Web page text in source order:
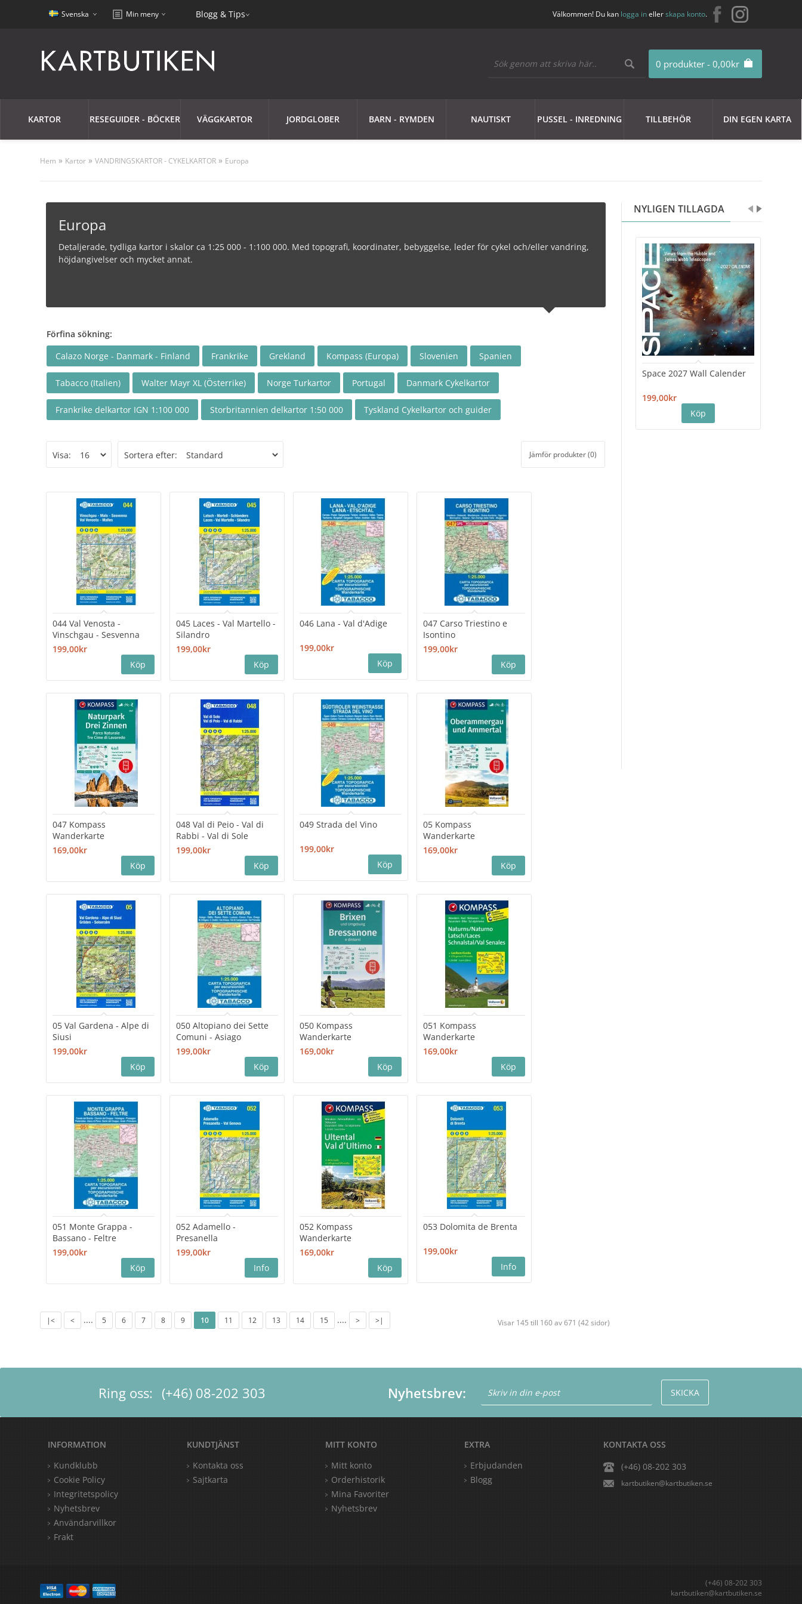
Svenska Min meny Blogg & Tips Välkommen! Du kan logga inellerskapa konto.
0 produkter - 0,00kr
KARTOR RESEGUIDER - BÖCKER VÄGGKARTOR JORDGLOBER BARN - RYMDEN NAUTISKT PUSSEL - INREDNING TILLBEHÖR DIN EGEN KARTA
Hem » Kartor »VANDRINGSKARTOR - CYKELKARTOR » Europa
NYLIGEN TILLAGDA
Space 2027 Wall Calender
199,00kr
Europa
Detaljerade, tydliga kartor i skalor ca 1:25 000 - 1:100 000. Med topografi, koordinater, bebyggelse, leder för cykel och/eller vandring,
höjdangivelser och mycket annat.
Förfina sökning:
Calazo Norge - Danmark - Finland
Frankrike Grekland Kompass (Europa) Slovenien Spanien
Tabacco (Italien) Walter Mayr XL (Österrike) Norge Turkartor Portugal Danmark Cykelkartor
Frankrike delkartor IGN 1:100 000 Storbritannien delkartor 1:50 000 Tyskland Cykelkartor och guider
Jämför produkter (0)
Visa: Sortera efter:
044 Val Venosta -
Vinschgau - Sesvenna
199,00kr
045 Laces - Val Martello -
Silandro
199,00kr
046 Lana - Val d'Adige
199,00kr
047 Carso Triestino e
Isontino
199,00kr
047 Kompass
Wanderkarte
169,00kr
048 Val di Peio - Val di
Rabbi - Val di Sole
199,00kr
049 Strada del Vino
199,00kr
05 Kompass
Wanderkarte
169,00kr
05 Val Gardena - Alpe di
Siusi
199,00kr
050 Altopiano dei Sette
Comuni - Asiago
199,00kr
050 Kompass
Wanderkarte
169,00kr
051 Kompass
Wanderkarte
169,00kr
051 Monte Grappa -
Bassano - Feltre
199,00kr
052 Adamello -
Presanella
199,00kr
052 Kompass
Wanderkarte
169,00kr
053 Dolomita de Brenta
199,00kr
|< < .... 5 6 7 8 9 10 11 12 13 14 15 .... > >| Visar 145 till 160 av 671 (42 sidor)
Ring oss: (+46) 08-202 303 Nyhetsbrev:
KONTAKTA OSS
(+46) 08-202 303
kartbutiken@kartbutiken.se
EXTRA
Erbjudanden
Blogg
MITT KONTO
Mitt konto
Orderhistorik
Mina Favoriter
Nyhetsbrev
KUNDTJÄNST
Kontakta oss
Sajtkarta
INFORMATION
Kundklubb
Cookie Policy
Integritetspolicy
Nyhetsbrev
Användarvillkor
Frakt
(+46) 08-202 303
kartbutiken@kartbutiken.se